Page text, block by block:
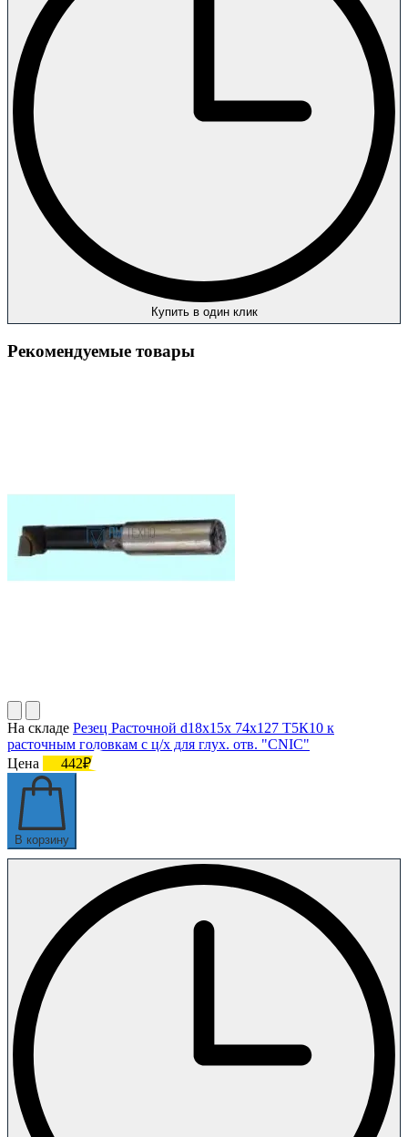
Купить в один клик
Рекомендуемые товары
На складе Резец Расточной d18х15х 74х127 Т5К10 к
расточным головкам с ц/х для глух. отв. "CNIC"
Цена
442₽
В корзину